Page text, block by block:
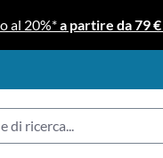
al 20%*a partire da 79 €